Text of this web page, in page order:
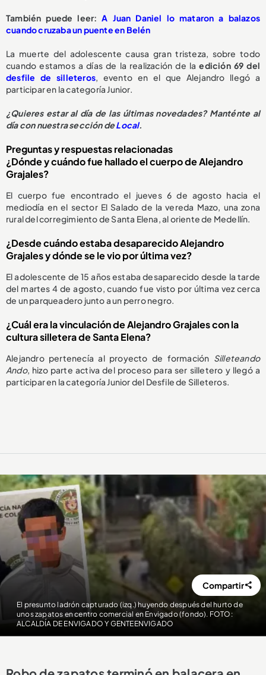
También puede leer:A Juan Daniel lo mataron a balazos
cuando cruzaba un puente en Belén
La muerte del adolescente causa gran tristeza, sobre todo
cuando estamos a días de la realización de laedición 69 del
desfile de silleteros, evento en el que Alejandro llegó a
participar en la categoría Junior.
¿Quieres estar al día de las últimas novedades? Manténte al
día con nuestra sección deLocal.
Preguntas y respuestas relacionadas
¿Dónde y cuándo fue hallado el cuerpo de Alejandro
Grajales?
El cuerpo fue encontrado el jueves 6 de agosto hacia el
mediodía en el sector El Salado de la vereda Mazo, una zona
rural del corregimiento de Santa Elena, al oriente de Medellín.
¿Desde cuándo estaba desaparecido Alejandro
Grajales y dónde se le vio por última vez?
El adolescente de 15 años estaba desaparecido desde la tarde
del martes 4 de agosto, cuando fue visto por última vez cerca
de un parqueadero junto a un perro negro.
¿Cuál era la vinculación de Alejandro Grajales con la
cultura silletera de Santa Elena?
Alejandro pertenecía al proyecto de formación Silleteando
Ando, hizo parte activa del proceso para ser silletero y llegó a
participar en la categoría Junior del Desfile de Silleteros.
El presunto ladrón capturado (izq.) huyendo después del hurto de
unos zapatos en centro comercial en Envigado (fondo). FOTO:
ALCALDÍA DE ENVIGADO Y GENTEENVIGADO
Compartir